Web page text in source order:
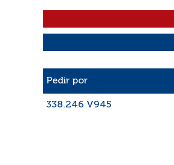
Pedir por
338.246 V945